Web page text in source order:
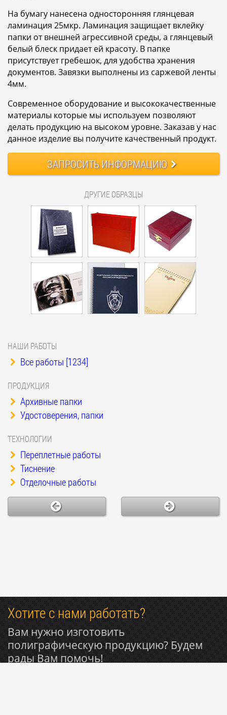
На бумагу нанесена односторонняя глянцевая
ламинация 25мкр. Ламинация защищает вклейку
папки от внешней агрессивной среды, а глянцевый
белый блеск придает ей красоту. В папке
присутствует гребешок, для удобства хранения
документов. Завязки выполнены из саржевой ленты
4мм.
Современное оборудование и высококачественные
материалы которые мы используем позволяют
делать продукцию на высоком уровне. Заказав у нас
данное изделие вы получите качественный продукт.
ЗАПРОСИТЬИНФОРМАЦИЮ
ДРУГИЕ ОБРАЗЦЫ
НАШИ РАБОТЫ
Все работы [1234]
ПРОДУКЦИЯ
Архивные папки
Удостоверения, папки
ТЕХНОЛОГИИ
Переплетные работы
Тиснение
Отделочные работы
Хотите с нами работать?
Вам нужно изготовить
полиграфическую продукцию? Будем
рады Вам помочь!